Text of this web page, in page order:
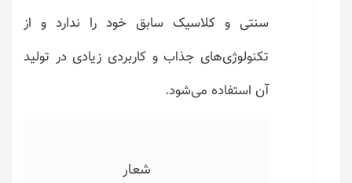
سنتی و کلاسیک سابق خود را ندارد و از
تکنولوژی‌های جذاب و کاربردی زیادی در تولید
آن استفاده می‌شود.
شعار